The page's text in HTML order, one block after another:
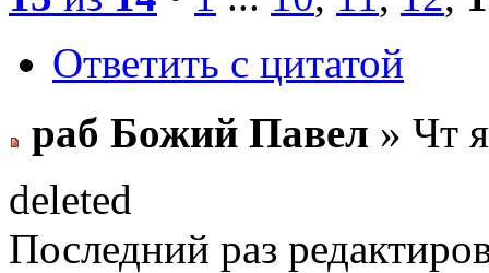
Ответить с цитатой
раб Божий Павел » Чт
deleted
Последний раз